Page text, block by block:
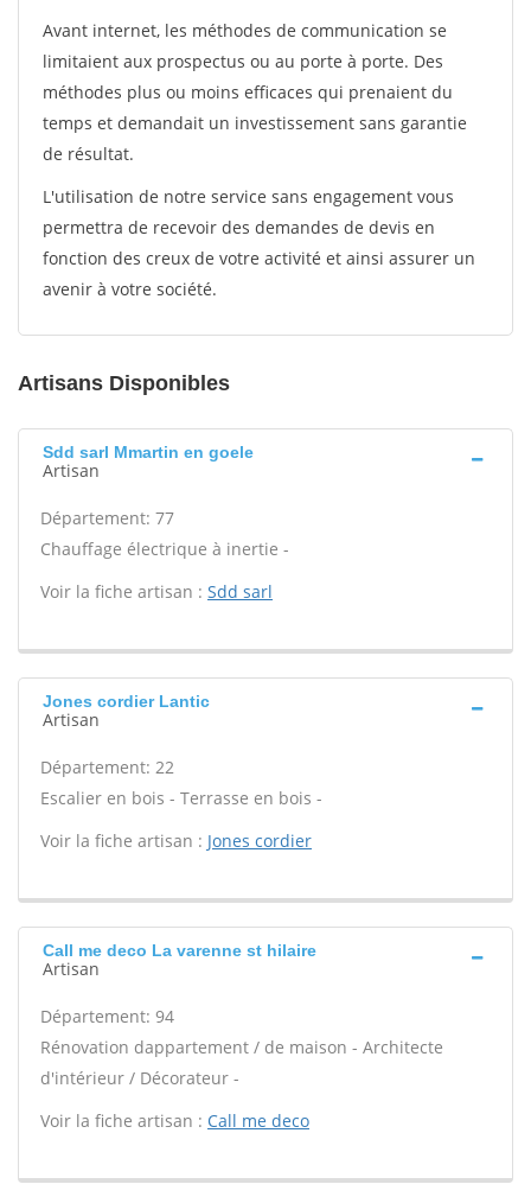
Avant internet, les méthodes de communication se
limitaient aux prospectus ou au porte à porte. Des
méthodes plus ou moins efficaces qui prenaient du
temps et demandait un investissement sans garantie
de résultat.
L'utilisation de notre service sans engagement vous
permettra de recevoir des demandes de devis en
fonction des creux de votre activité et ainsi assurer un
avenir à votre société.
Artisans Disponibles
Sdd sarl Mmartin en goele
Artisan
Département: 77
Chauffage électrique à inertie -
Voir la fiche artisan : Sdd sarl
Jones cordier Lantic
Artisan
Département: 22
Escalier en bois - Terrasse en bois -
Voir la fiche artisan : Jones cordier
Call me deco La varenne st hilaire
Artisan
Département: 94
Rénovation dappartement / de maison - Architecte
d'intérieur / Décorateur -
Voir la fiche artisan : Call me deco